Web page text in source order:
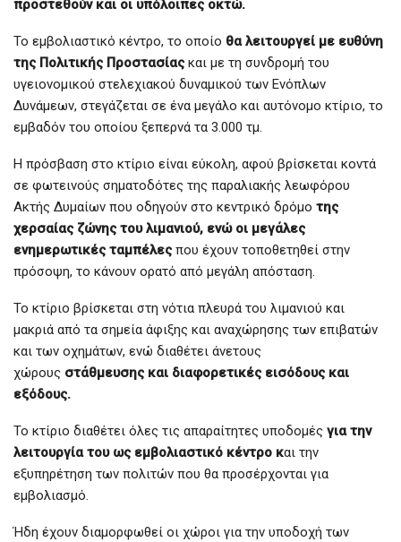
προστεθούν και οι υπόλοιπες οκτώ.
Το εμβολιαστικό κέντρο, το οποίο θα λειτουργεί με ευθύνη
της Πολιτικής Προστασίας και με τη συνδρομή του
υγειονομικού στελεχιακού δυναμικού των Ενόπλων
Δυνάμεων, στεγάζεται σε ένα μεγάλο και αυτόνομο κτίριο, το
εμβαδόν του οποίου ξεπερνά τα 3.000 τμ.
Η πρόσβαση στο κτίριο είναι εύκολη, αφού βρίσκεται κοντά
σε φωτεινούς σηματοδότες της παραλιακής λεωφόρου
Ακτής Δυμαίων που οδηγούν στο κεντρικό δρόμο της
χερσαίας ζώνης του λιμανιού, ενώ οι μεγάλες
ενημερωτικές ταμπέλες που έχουν τοποθετηθεί στην
πρόσοψη, το κάνουν ορατό από μεγάλη απόσταση.
Το κτίριο βρίσκεται στη νότια πλευρά του λιμανιού και
μακριά από τα σημεία άφιξης και αναχώρησης των επιβατών
και των οχημάτων, ενώ διαθέτει άνετους
χώρους στάθμευσης και διαφορετικές εισόδους και
εξόδους.
Το κτίριο διαθέτει όλες τις απαραίτητες υποδομές για την
λειτουργία του ως εμβολιαστικό κέντρο και την
εξυπηρέτηση των πολιτών που θα προσέρχονται για
εμβολιασμό.
Ήδη έχουν διαμορφωθεί οι χώροι για την υποδοχή των